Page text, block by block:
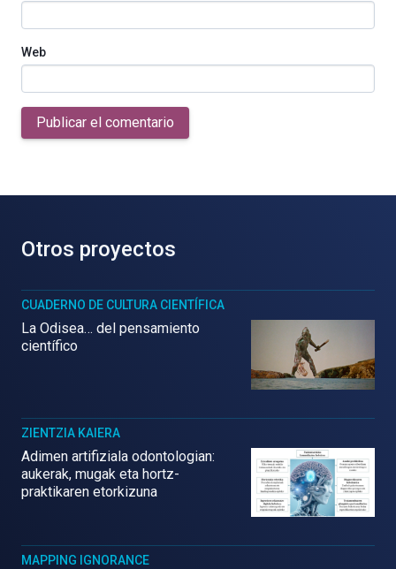
Web
Publicar el comentario
Otros proyectos
CUADERNO DE CULTURA CIENTÍFICA
La Odisea… del pensamiento
científico
ZIENTZIA KAIERA
Adimen artifiziala odontologian:
aukerak, mugak eta hortz-
praktikaren etorkizuna
MAPPING IGNORANCE